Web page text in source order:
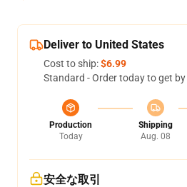
Deliver to United States
Cost to ship:$6.99
Standard - Order today to get by
Production
Today
Shipping
Aug. 08
安全な取引